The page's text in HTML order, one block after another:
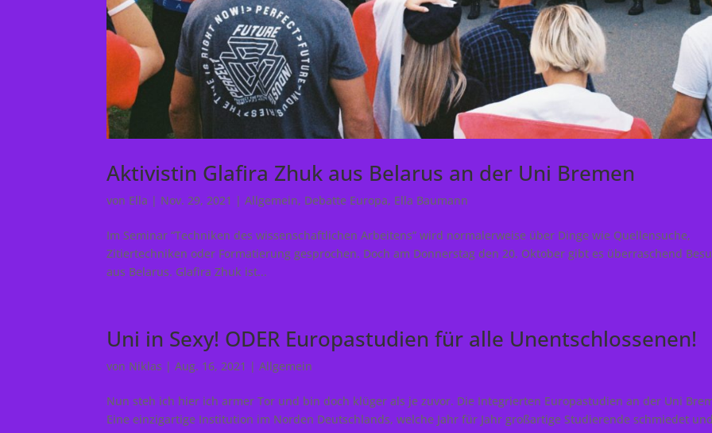
Aktivistin Glafira Zhuk aus Belarus an der Uni Bremen
von Ella | Nov. 29, 2021 |Allgemein, Debatte Europa, Ella Baumann
Im Seminar “Techniken des wissenschaftlichen Arbeitens” wird normalerweise über Dinge wie Quellensuche,
Zitiertechniken oder Formatierung gesprochen. Doch am Donnerstag den 20. Oktober gibt es überraschend
aus Belarus. Glafira Zhuk ist...
Uni in Sexy! ODER Europastudien für alle Unentschlossenen!
von Niklas |Aug. 16, 2021 |Allgemein
Nun steh ich hier ich armer Tor und bin doch klüger als je zuvor. Die Integrierten Europastudien an der Uni
Eine einzigartige Institution im Norden Deutschlands, welche Jahr für Jahr großartige Studierende schmiedet